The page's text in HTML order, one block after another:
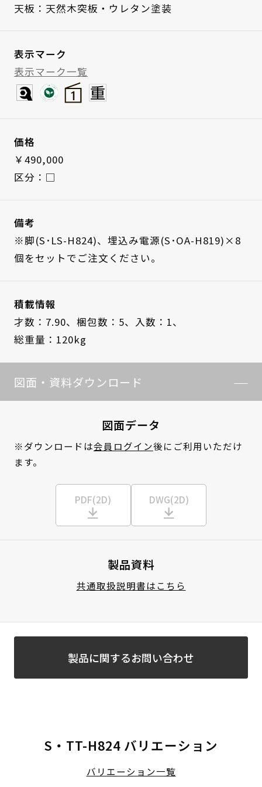
天板：天然木突板・ウレタン塗装
表示マーク
表示マーク一覧
価格
￥490,000
区分：□
備考
※脚(S･LS-H824)、埋込み電源(S･OA-H819)×8
個をセットでご注文ください。
積載情報
才数：7.90、 梱包数：5、 入数：1、
総重量：120kg
図面・資料ダウンロード
図面データ
※ダウンロードは会員ログイン後にご利用いただけ
ます。
PDF(2D) DWG(2D)
製品資料
共通取扱説明書はこちら
製品に関するお問い合わせ
S・TT-H824 バリエーション
バリエーション一覧